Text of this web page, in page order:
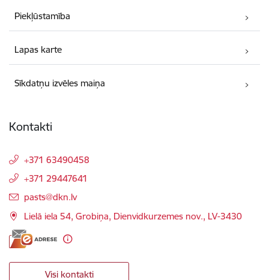
Piekļūstamība
Lapas karte
Sīkdatņu izvēles maiņa
Kontakti
+371 63490458
+371 29447641
E-pasts:
pasts@dkn.lv
Lielā iela 54, Grobiņa, Dienvidkurzemes nov., LV-3430
Visi kontakti